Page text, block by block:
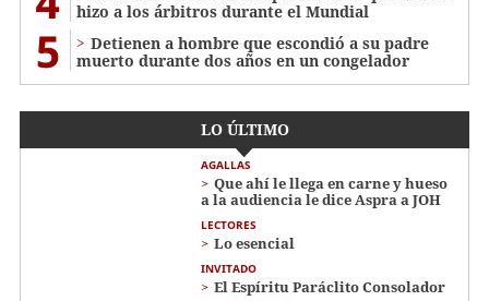
hizo a los árbitros durante el Mundial
5
Detienen a hombre que escondió a su padre
muerto durante dos años en un congelador
LO ÚLTIMO
AGALLAS
Que ahí le llega en carne y hueso
a la audiencia le dice Aspra a JOH
LECTORES
Lo esencial
INVITADO
El Espíritu Paráclito Consolador